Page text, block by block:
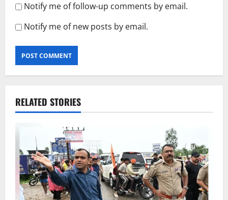
Notify me of follow-up comments by email.
Notify me of new posts by email.
RELATED STORIES